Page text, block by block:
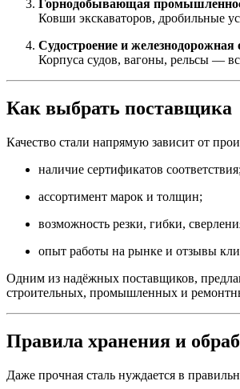
Горнодобывающая
Ковши экскаваторов, дробильные
Судостроение и железнодорожная
Корпуса судов, вагоны, рельсы —
Как выбрать поставщика
Качество стали напрямую зависит от
наличие сертификатов соответствия;
ассортимент марок и толщин;
возможность резки, гибки,
опыт работы на рынке и отзывы
Одним из надёжных поставщиков,
строительных, промышленных и
Правила хранения и
Даже прочная сталь нуждается в